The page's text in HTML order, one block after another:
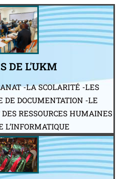
DE L'UKM
-LA SCOLARITÉ -LES
DE DOCUMENTATION -LE
RESSOURCES HUMAINES
L’INFORMATIQUE